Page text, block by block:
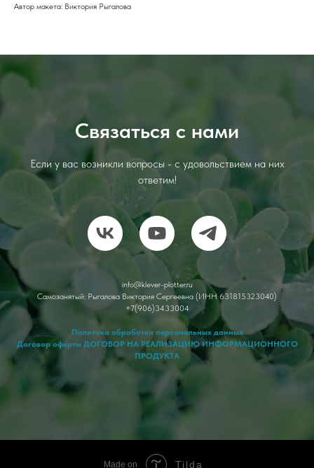
Автор макета: Виктория Рыгалова
Связаться с нами
Если у вас возникли вопросы - с удовольствием на них
ответим!
info@klever-plotter.ru
Cамозанятый: Рыгалова Виктория Сергеевна (ИНН 631815323040)
+7(906)3433004
Политика обработки персональных данных
Договор оферты ДОГОВОР НА РЕАЛИЗАЦИЮ ИНФОРМАЦИОННОГО
ПРОДУКТА
Made on Tilda